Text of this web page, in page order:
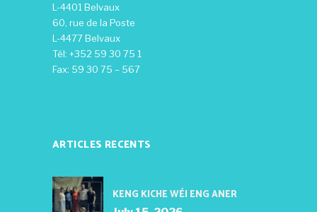
L-4401 Belvaux
60, rue de la Poste
L-4477 Belvaux
Tél: +352 59 30 75 1
Fax: 59 30 75 – 567
ARTICLES RECENTS
KENG KICHE WÉI ENG ANER